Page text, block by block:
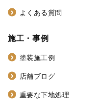
よくある質問
施工・事例
塗装施工例
店舗ブログ
重要な下地処理